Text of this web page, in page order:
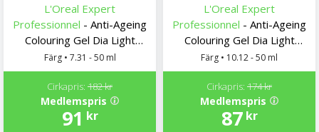
L'Oreal Expert
Professionnel - Anti-Ageing
Colouring Gel Dia Light
L'Oreal Expert
Professionnel
Färg • 7.31 - 50 ml
Medlemspris
91 kr
Cirkapris: 182 kr
L'Oreal Expert
Professionnel - Anti-Ageing
Colouring Gel Dia Light
L'Oreal Expert
Professionnel
Färg • 10.12 - 50 ml
Medlemspris
87 kr
Cirkapris: 174 kr